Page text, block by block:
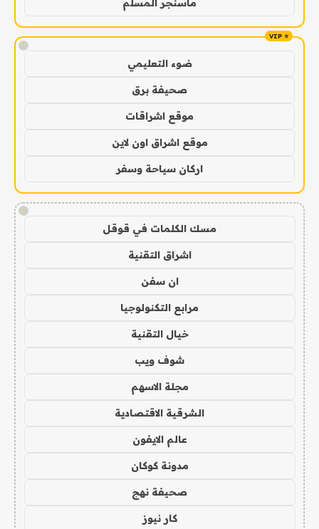
!
ضوء التعليمي
صحيفة برق
موقع اشراقات
موقع اشراق اون لاين
اركان سياحة وسفر
!
مسك الكلمات في قوقل
اشراق التقنية
ان سفن
مرابع التكنولوجيا
خيال التقنية
شوف ويب
مجلة الاسهم
الشرقية الاقتصادية
عالم الايفون
مدونة كوكان
صحيفة نهج
كار نيوز